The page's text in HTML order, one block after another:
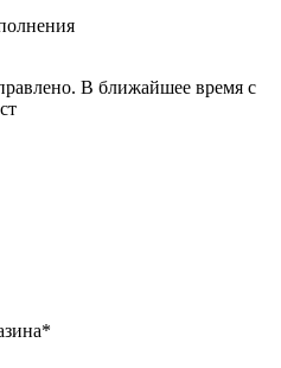
В ближайшее время с
*